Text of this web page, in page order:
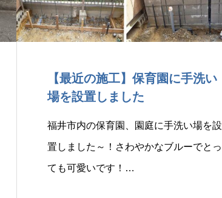
【最近の施工】保育園に手洗い
場を設置しました
福井市内の保育園、園庭に手洗い場を設
置しました～！さわやかなブルーでとっ
ても可愛いです！…